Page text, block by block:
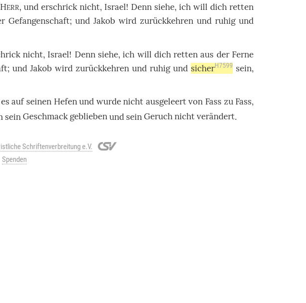
HERR, und erschrick nicht, Israel! Denn siehe, ich will dichretten
Gefangenschaft; und Jakobwird zurückkehrenund ruhigund
nicht, Israel! Denn siehe, ich will dichretten aus der Ferne
; undJakob wirdzurückkehren undruhigund sicherH7599 sein,
es aufseinen Hefenund wurdenicht ausgeleertvon Fass zu Fass,
seinGeschmack gebliebenund seinGeruchnichtverändert.
Schriftenverbreitung e.V.
Spenden